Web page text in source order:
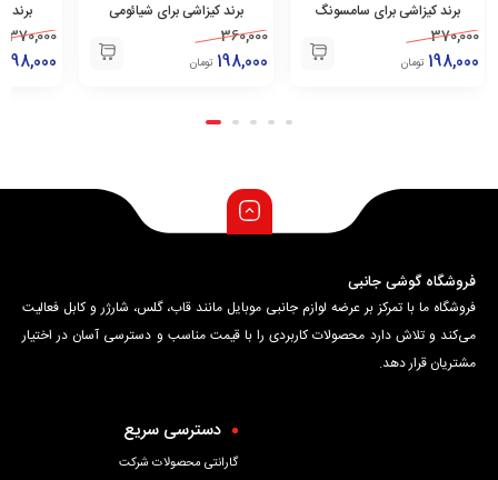
برند کیزاشی برای شیائومی
Redmi Note 10 ProMax/
Poco F4
360,000
198,000 تومان
برند کیزاشی برای شیائومی
Redmi Note 10 Pro/ Poco
370,000
198,000 تومان
برند
11 Pro
360,000
198,000
فروشگاه گوشی جانبی
فروشگاه ما با تمرکز بر عرضه لوازم جانبی موبایل مانند قاب، گلس، شارژر و کابل فعالیت
می‌کند و تلاش دارد محصولات کاربردی را با قیمت مناسب و دسترسی آسان در اختیار
مشتریان قرار دهد.
دسترسی سریع
گارانتی محصولات شرکت